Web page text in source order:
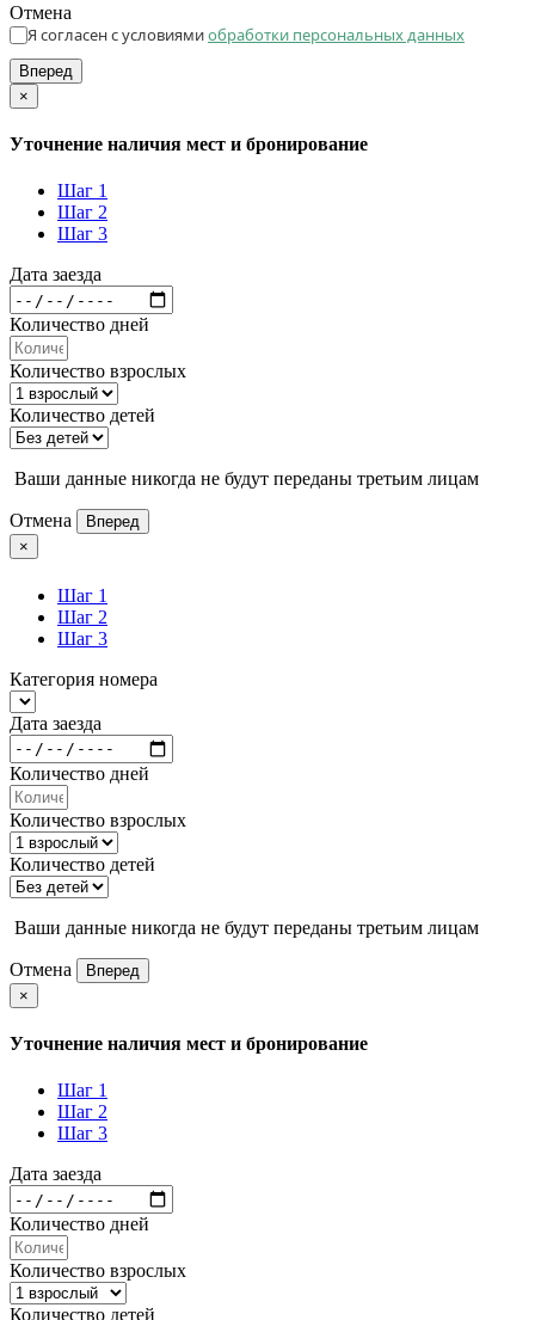
Отмена
Я согласен с условиямиобработки персональных данных
Вперед
×
Уточнение наличия мест и бронирование
Шаг 1
Шаг 2
Шаг 3
Дата заезда
Количество дней
Количество взрослых
Количество детей
Ваши данные никогда не будут переданы третьим лицам
Отмена
Вперед
×
Шаг 1
Шаг 2
Шаг 3
Категория номера
Дата заезда
Количество дней
Количество взрослых
Количество детей
Ваши данные никогда не будут переданы третьим лицам
Отмена
Вперед
×
Уточнение наличия мест и бронирование
Шаг 1
Шаг 2
Шаг 3
Дата заезда
Количество дней
Количество взрослых
Количество детей